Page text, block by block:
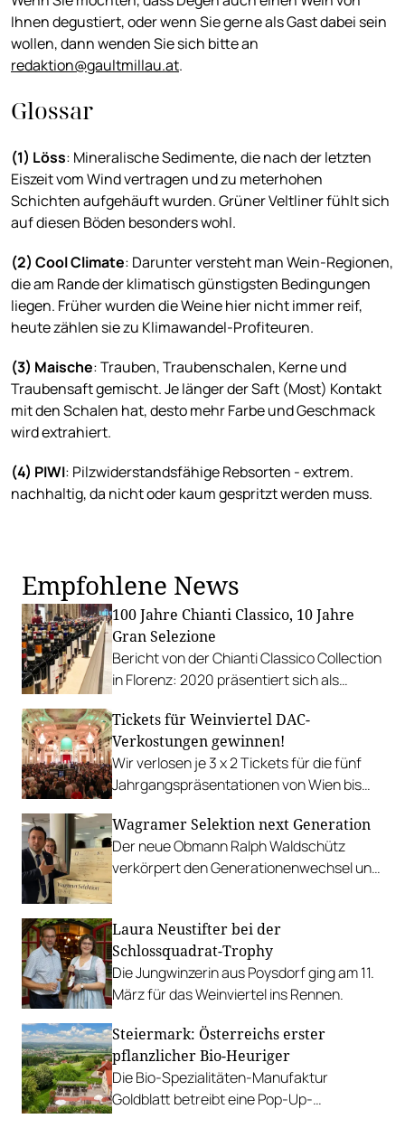
Ihnen degustiert, oder wenn Sie gerne als Gast dabei sein
wollen, dann wenden Sie sich bitte an
redaktion@gaultmillau.at.
Glossar
(1) Löss: Mineralische Sedimente, die nach der letzten
Eiszeit vom Wind vertragen und zu meterhohen
Schichten aufgehäuft wurden. Grüner Veltliner fühlt sich
auf diesen Böden besonders wohl.
(2) Cool Climate: Darunter versteht man Wein-Regionen,
die am Rande der klimatisch günstigsten Bedingungen
liegen. Früher wurden die Weine hier nicht immer reif,
heute zählen sie zu Klimawandel-Profiteuren.
(3) Maische: Trauben, Traubenschalen, Kerne und
Traubensaft gemischt. Je länger der Saft (Most) Kontakt
mit den Schalen hat, desto mehr Farbe und Geschmack
wird extrahiert.
(4) PIWI: Pilzwiderstandsfähige Rebsorten - extrem.
nachhaltig, da nicht oder kaum gespritzt werden muss.
Empfohlene News
100 Jahre Chianti Classico, 10 Jahre
Gran Selezione
Bericht von der Chianti Classico Collection
in Florenz: 2020 präsentiert sich als
Tickets für Weinviertel DAC-
Verkostungen gewinnen!
Wir verlosen je 3 x 2 Tickets für die fünf
Jahrgangspräsentationen von Wien bis
Christbaum!
Wagramer Selektion next Generation
Der neue Obmann Ralph Waldschütz
verkörpert den Generationenwechsel und
Laura Neustifter bei der
Schlossquadrat-Trophy
Die Jungwinzerin aus Poysdorf ging am 11.
März für das Weinviertel ins Rennen.
Steiermark: Österreichs erster
pflanzlicher Bio-Heuriger
Die Bio-Spezialitäten-Manufaktur
Goldblatt betreibt eine Pop-Up-